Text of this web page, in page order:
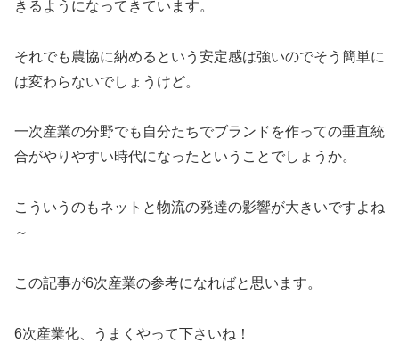
きるようになってきています。
それでも農協に納めるという安定感は強いのでそう簡単に
は変わらないでしょうけど。
一次産業の分野でも自分たちでブランドを作っての垂直統
合がやりやすい時代になったということでしょうか。
こういうのもネットと物流の発達の影響が大きいですよね
～
この記事が6次産業の参考になればと思います。
6次産業化、うまくやって下さいね！